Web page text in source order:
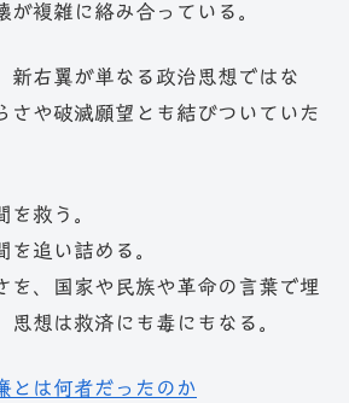
が複雑に絡み合っている。
新右翼が単なる政治思想ではな
さや破滅願望とも結びついていた
を救う。
を追い詰める。
を、国家や民族や革命の言葉で埋
思想は救済にも毒にもなる。
とは何者だったのか